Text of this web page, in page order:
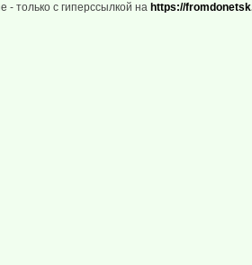
- только с гиперссылкой на https://